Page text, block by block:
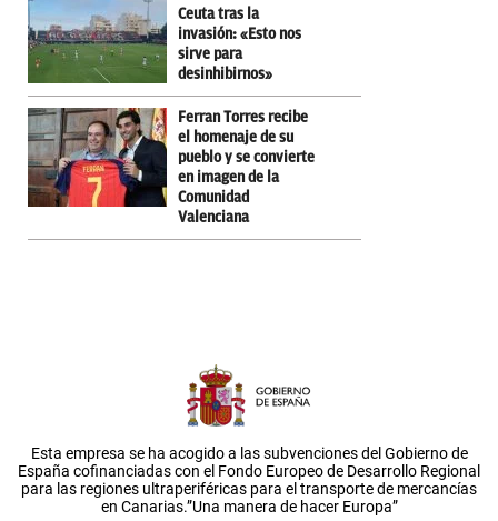
Ceuta tras la
invasión: «Esto nos
sirve para
desinhibirnos»
Ferran Torres recibe
el homenaje de su
pueblo y se convierte
en imagen de la
Comunidad
Valenciana
Esta empresa se ha acogido a las subvenciones del Gobierno de
España cofinanciadas con el Fondo Europeo de Desarrollo Regional
para las regiones ultraperiféricas para el transporte de mercancías
en Canarias.”Una manera de hacer Europa”